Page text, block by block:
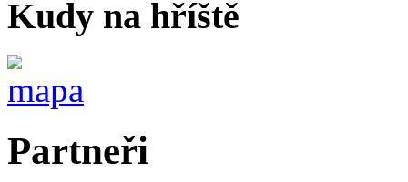
Kudy na hříště
Partneři